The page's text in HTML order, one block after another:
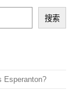
搜索
Esperanton?